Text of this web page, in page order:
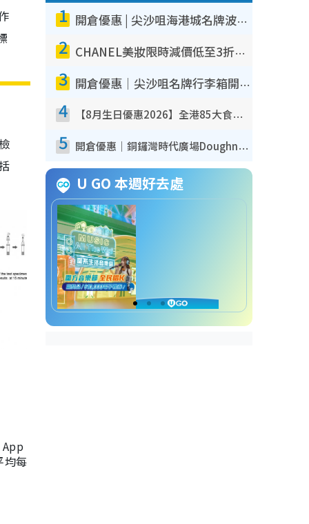
均每
1 開倉優惠 | 尖沙咀海港城名牌波鞋開倉低至1折！On鞋$899起／Joy&Peace鞋履$98起
2 CHANEL美妝限時減價低至3折！人氣粉底/唇膏/精華液低至$275！COCO香水都有平
3 開倉優惠｜尖沙咀名牌行李箱開倉低至4折！一連5日 American Tourister/ace./Hallmark $200起！
4 【8月生日優惠2026】全港85大食買玩著數攻略 自助餐/火鍋放題同行免費＋誠品/DONKI送現金券
5 開倉優惠｜銅鑼灣時代廣場Doughnut/Campo Marzio開倉低至1折！背囊、書包、手袋劈價$200起
U GO 本週好去處